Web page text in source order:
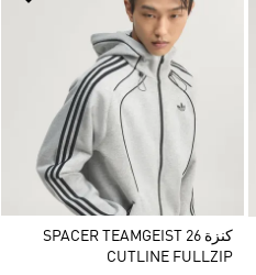
كنزة SPACER TEAMGEIST 26
CUTLINE FULLZIP